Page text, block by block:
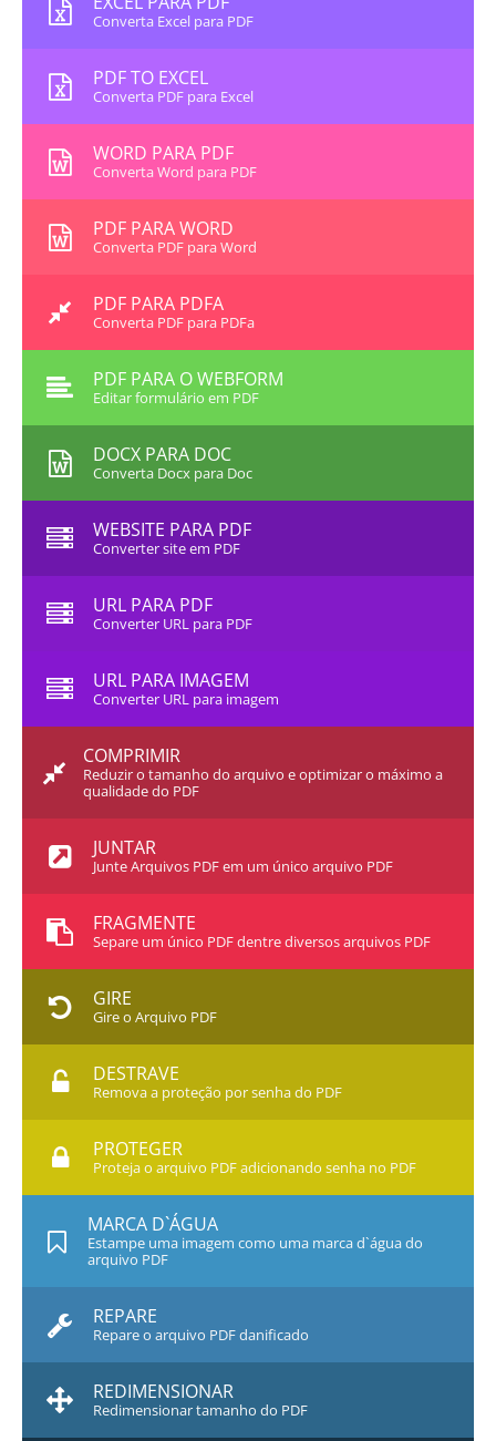
Converta Excel para PDF
PDF TO EXCEL
Converta PDF para Excel
WORD PARA PDF
Converta Word para PDF
PDF PARA WORD
Converta PDF para Word
PDF PARA PDFA
Converta PDF para PDFa
PDF PARA O WEBFORM
Editar formulário em PDF
DOCX PARA DOC
Converta Docx para Doc
WEBSITE PARA PDF
Converter site em PDF
URL PARA PDF
Converter URL para PDF
URL PARA IMAGEM
Converter URL para imagem
COMPRIMIR
Reduzir o tamanho do arquivo e optimizar o máximo a
qualidade do PDF
JUNTAR
Junte Arquivos PDF em um único arquivo PDF
FRAGMENTE
Separe um único PDF dentre diversos arquivos PDF
GIRE
Gire o Arquivo PDF
DESTRAVE
Remova a proteção por senha do PDF
PROTEGER
Proteja o arquivo PDF adicionando senha no PDF
MARCA D`ÁGUA
Estampe uma imagem como uma marca d`água do
arquivo PDF
REPARE
Repare o arquivo PDF danificado
REDIMENSIONAR
Redimensionar tamanho do PDF